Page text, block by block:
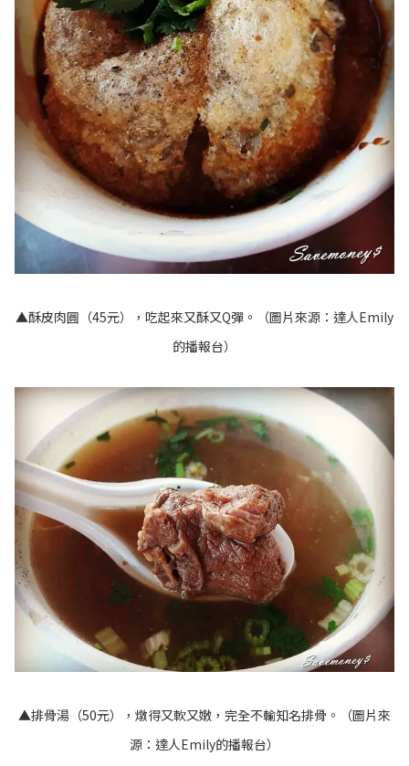
▲酥皮肉圓（45元），吃起來又酥又Q彈。（圖片來源： 達人Emily
的播報台）
▲排骨湯（50元），燉得又軟又嫩，完全不輸知名排骨。（圖片來
源： 達人Emily的播報台）